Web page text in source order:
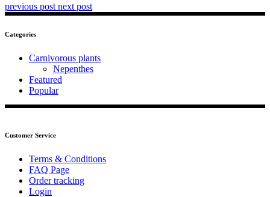
previous post next post
Categories
Carnivorous plants
Nepenthes
Featured
Popular
Customer Service
Terms & Conditions
FAQ Page
Order tracking
Login